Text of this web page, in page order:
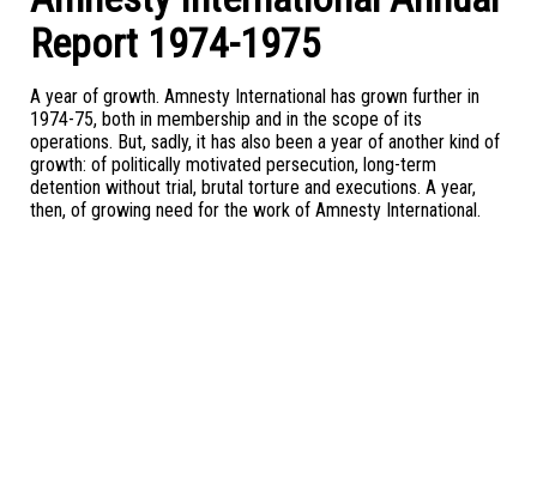
Report 1974-1975
A year of growth. Amnesty International has grown further in
1974-75, both in membership and in the scope of its
operations. But, sadly, it has also been a year of another kind of
growth: of politically motivated persecution, long-term
detention without trial, brutal torture and executions. A year,
then, of growing need for the work of Amnesty International.